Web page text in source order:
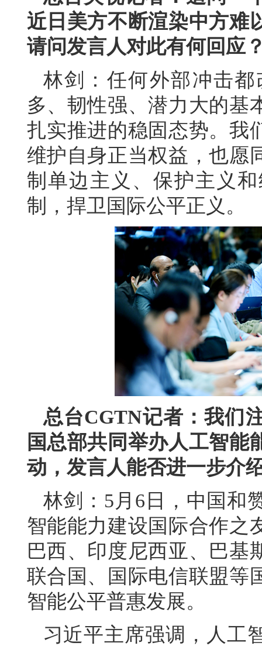
近日美方不断渲染中方难
请问发言人对此有何回应
林剑：任何外部冲击
多、韧性强、潜力大的基
扎实推进的稳固态势。我
维护自身正当权益，也愿
制单边主义、保护主义
制，捍卫国际公平正义。
总台CGTN记者：我们
国总部共同举办人工智能
动，发言人能否进一步介
林剑：5月6日，中国和
智能能力建设国际合作之
巴西、印度尼西亚、巴基
联合国、国际电信联盟等
智能公平普惠发展。
习近平主席强调，人工